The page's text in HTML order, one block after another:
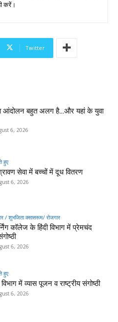
करें।
Twitter
आंदोलन बहुत अलग है…और यहां के युवा
6, 2026
हुए
सेवा में बच्चों में दूध वितरण
6, 2026
/ शुभजिता क्सासरूम/ रोजगार
कॉलेज के हिंदी विभाग में प्रेमचंद
6, 2026
हुए
विभाग में व्यास पूजन व राष्ट्रीय संगोष्ठी
6, 2026